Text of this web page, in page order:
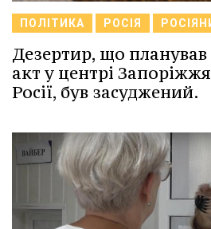
ПОЛІТИКА РОСІЯ
Дезертир, що
акт у центрі
Росії, був засуджений.